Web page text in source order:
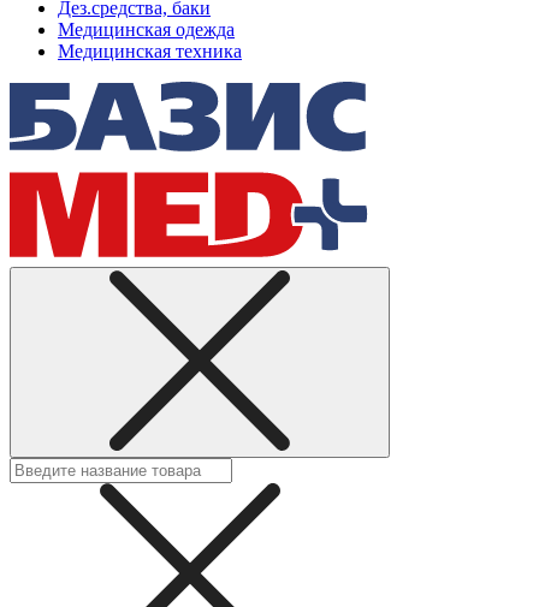
Дез.средства, баки
Медицинская одежда
Медицинская техника